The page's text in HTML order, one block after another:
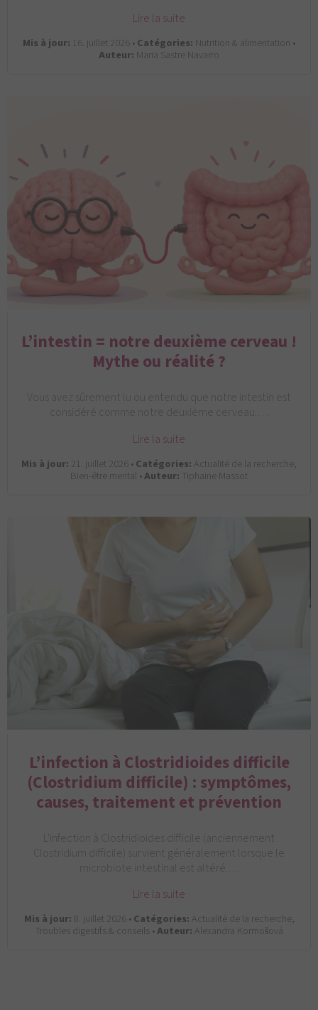
Lire la suite
Mis à jour: 16. juillet 2026 •Catégories: Nutrition & alimentation •
Auteur: Maria Sastre Navarro
L’intestin = notre deuxième cerveau !
Mythe ou réalité ?
Vous avez sûrement lu ou entendu que notre intestin est
considéré comme notre deuxième cerveau.…
Lire la suite
Mis à jour: 21. juillet 2026 •Catégories: Actualité de la recherche,
Bien-être mental •Auteur: Tiphaine Massot
L’infection à Clostridioides difficile
(Clostridium difficile) : symptômes,
causes, traitement et prévention
L'infection à Clostridioides difficile (anciennement
Clostridium difficile) survient généralement lorsque le
microbiote intestinal est altéré.…
Lire la suite
Mis à jour:8. juillet 2026 •Catégories: Actualité de la recherche,
Troubles digestifs & conseils •Auteur: Alexandra Kormošová